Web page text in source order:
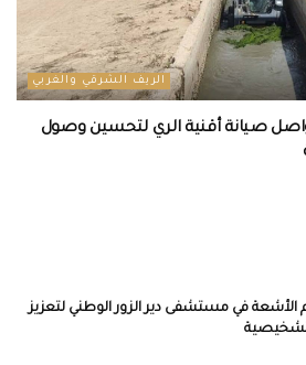
الريف الشرقي والغربي
تواصل صيانة أقنية الري لتحسين وصول
في مستشفى دير الزور الوطني لتعزيز